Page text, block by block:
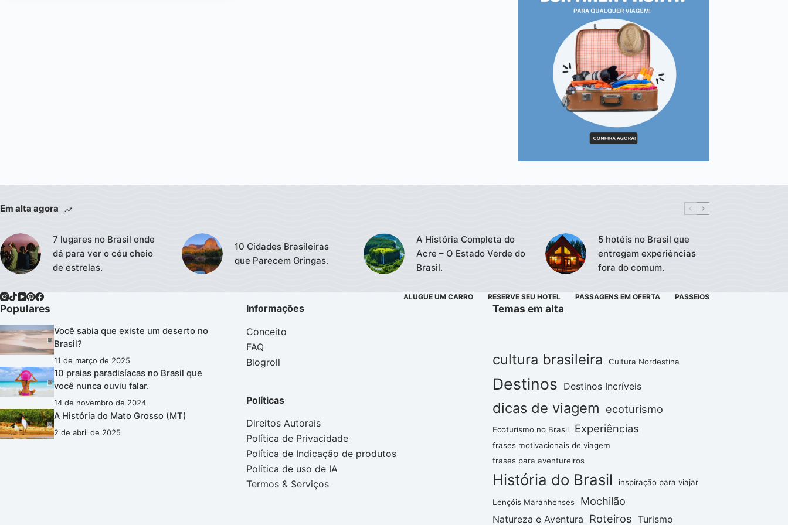
Em alta agora
7 lugares no Brasil onde
dá para ver o céu cheio
de estrelas.
10 Cidades Brasileiras
que Parecem Gringas.
A História Completa do
Acre – O Estado Verde do
Brasil.
5 hotéis no Brasil que
entregam experiências
fora do comum.
ALUGUE UM CARRO RESERVE SEU HOTEL PASSAGENS EM OFERTA PASSEIOS
Populares
Você sabia que existe um deserto no
Brasil?
11 de março de 2025
10 praias paradisíacas no Brasil que
você nunca ouviu falar.
14 de novembro de 2024
A História do Mato Grosso (MT)
2 de abril de 2025
Informações
Conceito
FAQ
Blogroll
Políticas
Direitos Autorais
Política de Privacidade
Política de Indicação de produtos
Política de uso de IA
Termos & Serviços
Temas em alta
cultura brasileira Cultura Nordestina
Destinos Destinos Incríveis
dicas de viagem ecoturismo
Ecoturismo no Brasil Experiências
frases motivacionais de viagem
frases para aventureiros
História do Brasil inspiração para viajar
Lençóis Maranhenses Mochilão
Natureza e Aventura Roteiros Turismo